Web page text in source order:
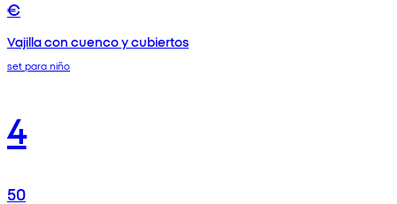
€
Vajilla con cuenco y cubiertos
set para niño
4
50